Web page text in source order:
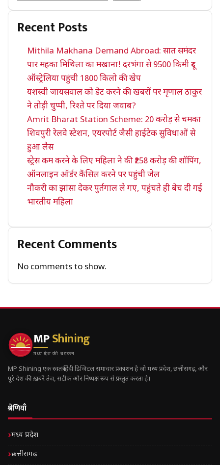
Recent Posts
Mithila Makhana Demand Abroad: सात समंदर
पार महका मिथिला का मखाना! दरभंगा से 9500 किमी दूर
ऑस्ट्रेलिया पहुंची 1800 किलो की खेप
यशस्वी जायसवाल को डेट करने की खबरों पर मृणाल ठाकुर
ने तोड़ी चुप्पी, रिश्ते पर दिया जवाब?
Amrit Bharat Station Scheme: 20 करोड़ से चमका
शिवपुरी रेलवे स्टेशन, एयरपोर्ट जैसी हाईटेक सुविधाओं से
हुआ लैस
स्ट्रेस कम करने के लिए महिला ने की ₹258 करोड़ की शॉपिंग,
ऑनलाइन ऑर्डर कैंसिल करने पर पहुंची जेल
नौकरी का झांसा देकर पुर्तगाल ले गए, पहुंचते ही बेच दी गई
भारतीय महिला
Recent Comments
No comments to show.
MPShining
मध्य प्रदेश की धड़कन
MP Shining एक स्वतंत्र हिंदी डिजिटल समाचार प्रकाशन है जो मध्य प्रदेश, छत्तीसगढ़, और
पूरे देश की ख़बरें तेज़, सटीक और निष्पक्ष रूप से प्रस्तुत करता है।
श्रेणियाँ
मध्य प्रदेश
छत्तीसगढ़